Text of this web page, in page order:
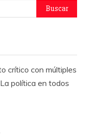
crítico con múltiples
política en todos